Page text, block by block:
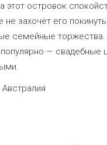
этот островок
захочет его
семейные торжества.
— свадебные
Австралия